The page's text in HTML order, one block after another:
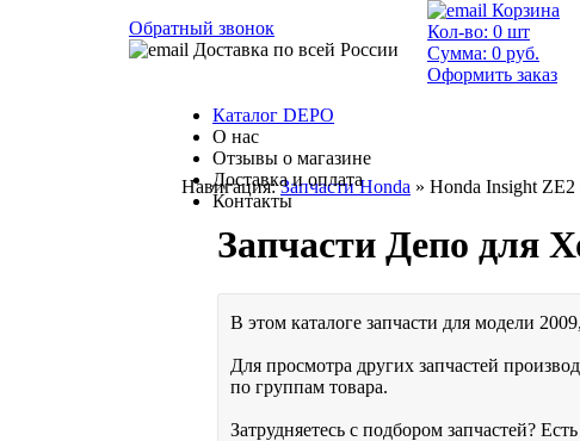
Навигация:Запчасти Honda » Honda Insight
Запчасти Депо для
В этом каталоге запчасти для модели
Для просмотра других запчастей
по группам товара.
Затрудняетесь с подбором запчастей?
Обратный звонок
Доставка по всей России
Корзина
Кол-во: 0 шт
Сумма: 0 руб.
Оформить заказ
Каталог DEPO
О нас
Отзывы о магазине
Доставка и оплата
Контакты